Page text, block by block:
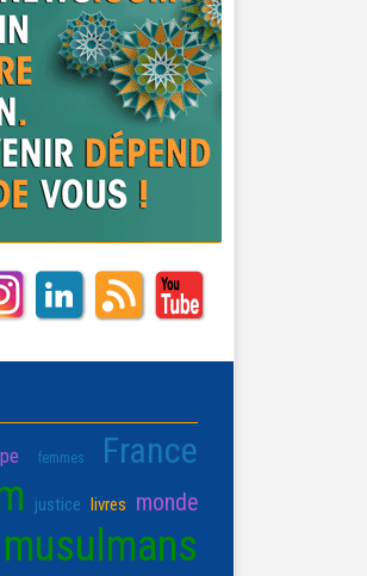
femmes France
justice livres monde
musulmans